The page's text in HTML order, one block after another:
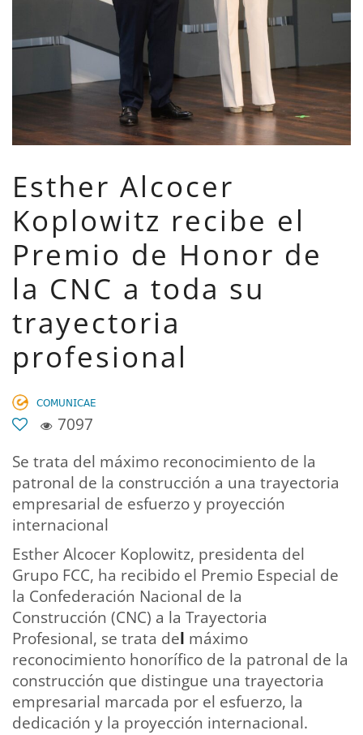
Esther Alcocer
Koplowitz recibe el
Premio de Honor de
la CNC a toda su
trayectoria
profesional
𝖢𝖮𝖬𝖴𝖭𝖨𝖢𝖠𝖤
7097
Se trata del máximo reconocimiento de la
patronal de la construcción a una trayectoria
empresarial de esfuerzo y proyección
internacional
Esther Alcocer Koplowitz, presidenta del
Grupo FCC, ha recibido el Premio Especial de
la Confederación Nacional de la
Construcción (CNC) a la Trayectoria
Profesional, se trata del máximo
reconocimiento honorífico de la patronal de la
construcción que distingue una trayectoria
empresarial marcada por el esfuerzo, la
dedicación y la proyección internacional.